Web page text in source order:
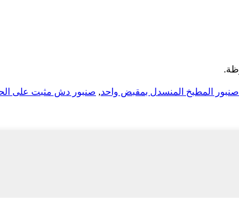
صنبور المطبخ المنسدل بمقبض واحد, صنبور دش مثبت على